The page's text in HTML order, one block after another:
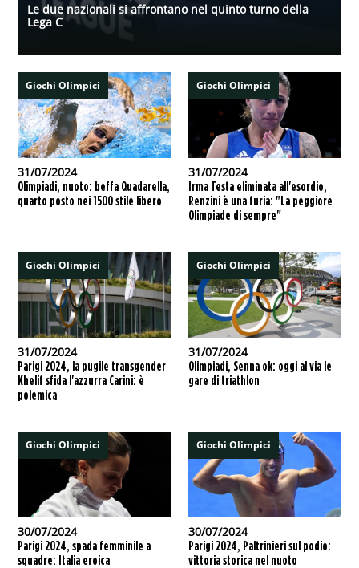
Le due nazionali si affrontano nel quinto turno della
Lega C
Giochi Olimpici
31/07/2024
Olimpiadi, nuoto: beffa Quadarella,
quarto posto nei 1500 stile libero
Giochi Olimpici
31/07/2024
Irma Testa eliminata all'esordio,
Renzini è una furia: "La peggiore
Olimpiade di sempre"
Giochi Olimpici
31/07/2024
Parigi 2024, la pugile transgender
Khelif sfida l'azzurra Carini: è
polemica
Giochi Olimpici
31/07/2024
Olimpiadi, Senna ok: oggi al via le
gare di triathlon
Giochi Olimpici
30/07/2024
Parigi 2024, spada femminile a
squadre: Italia eroica
Giochi Olimpici
30/07/2024
Parigi 2024, Paltrinieri sul podio:
vittoria storica nel nuoto